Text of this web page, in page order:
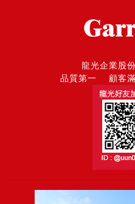
龍光企業股
品質第一 顧客